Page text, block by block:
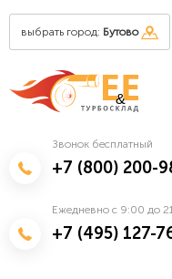
выбрать город: Бутово
&
Звонок бесплатный
+7 (800) 200-
Ежедневно с 9:00 до
+7 (495) 127-